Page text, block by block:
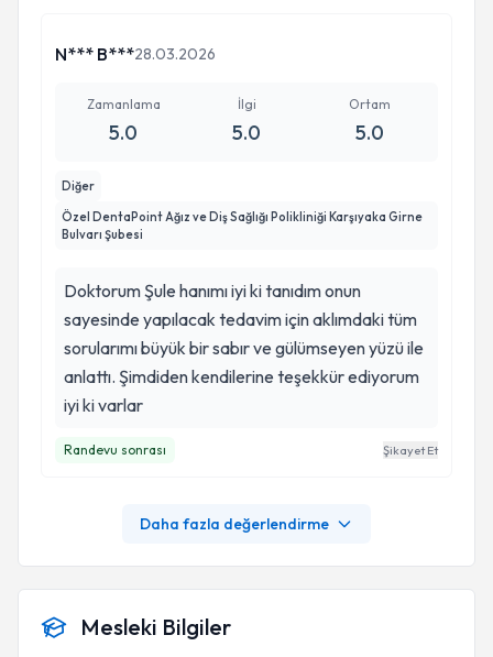
N*** B***28.03.2026
Zamanlama
5.0
İlgi
5.0
Ortam
5.0
Diğer
Özel DentaPoint Ağız ve Diş Sağlığı Polikliniği Karşıyaka Girne
Bulvarı Şubesi
Doktorum Şule hanımı iyi ki tanıdım onun
sayesinde yapılacak tedavim için aklımdaki tüm
sorularımı büyük bir sabır ve gülümseyen yüzü ile
anlattı. Şimdiden kendilerine teşekkür ediyorum
iyi ki varlar
Randevu sonrası Şikayet Et
Daha fazla değerlendirme
Mesleki Bilgiler